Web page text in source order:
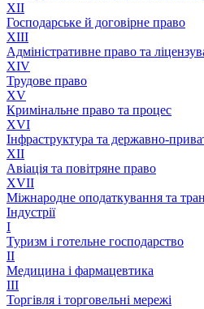
XII
Господарське й договірне право
XIII
Адмiнiстративне право та
XIV
Трудове право
XV
Кримінальне право та процес
XVI
Інфраструктура та державно-
XII
Авіація та повітряне право
XVII
Міжнародне оподаткування та
Індустрії
I
Туризм і готельне господарство
II
Медицина і фармацевтика
III
Торгівля і торговельні мережі